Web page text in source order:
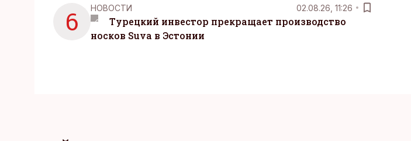
6 НОВОСТИ 02.08.26, 11:26
Турецкий инвестор прекращает производство
носков Suva в Эстонии